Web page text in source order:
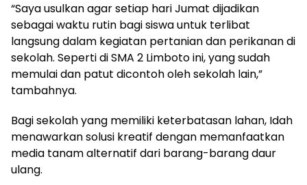
“Saya usulkan agar setiap hari Jumat dijadikan
sebagai waktu rutin bagi siswa untuk terlibat
langsung dalam kegiatan pertanian dan perikanan di
sekolah. Seperti di SMA 2 Limboto ini, yang sudah
memulai dan patut dicontoh oleh sekolah lain,”
tambahnya.
Bagi sekolah yang memiliki keterbatasan lahan, Idah
menawarkan solusi kreatif dengan memanfaatkan
media tanam alternatif dari barang-barang daur
ulang.